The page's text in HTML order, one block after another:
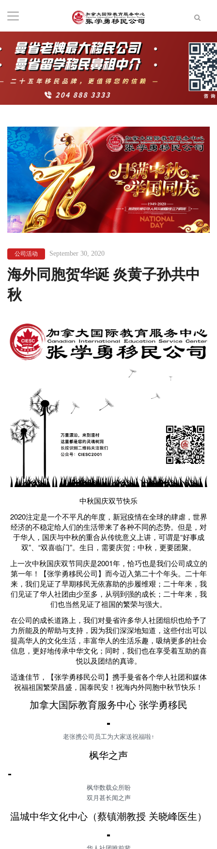
公司活动 September 30, 2020
海外同胞贺华诞 炎黄子孙共中
秋
中秋国庆双节快乐
2020注定是一个不平凡的年度，新冠疫情在全球的肆虐，世界
经济的不稳定给人们的生活带来了各种不同的态势。但是，对
于华人，国庆与中秋的重合从传统意义上讲，可谓是“好事成
双”、“双喜临门”。生日，需要庆贺；中秋，更要团聚。
上一次中秋国庆双节同庆是2001年，恰巧也是我们公司成立的
第一年！【张学勇移民公司】而今迈入第二十个年头。二十年
来，我们见证了早期移民无依寡助的步履维艰；二十年来，我
们见证了华人社团由少至多，从弱到强的成长；二十年来，我
们也当然见证了祖国的繁荣与强大。
在公司的成长道路上，我们对曼省许多华人社团组织也给予了
力所能及的帮助与支持，因为我们深深地知道，这些付出可以
提高华人的文化生活，丰富华人的生活乐趣，吸纳更多的社会
信息，更好地传承中华文化；同时，我们也在享受着互助的喜
悦以及团结的真谛。
适逢佳节，【张学勇移民公司】携手曼省各个华人社团和媒体
祝福祖国繁荣昌盛，国泰民安！祝海内外同胞中秋节快乐！
加拿大国际教育服务中心 张学勇移民
老张携公司员工为大家送祝福啦↑
枫华之声
枫华数载众所盼
双月甚长闻之声
温城中华文化中心（蔡镇潮教授 关晓峰医生）